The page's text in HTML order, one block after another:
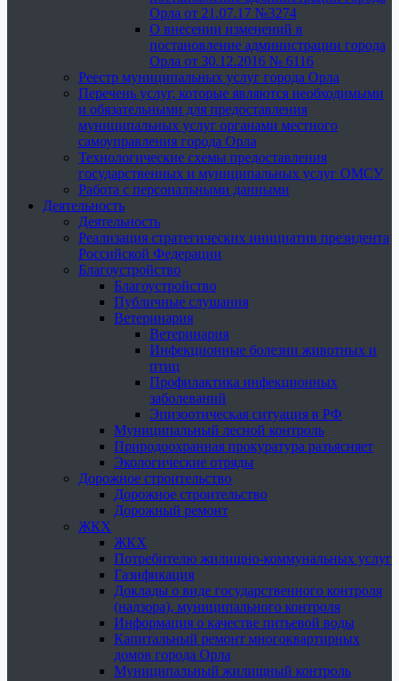
Орла от 21.07.17 №3274
О внесении изменений в
постановление администрации города
Орла от 30.12.2016 № 6116
Реестр муниципальных услуг города Орла
Перечень услуг, которые являются необходимыми
и обязательными для предоставления
муниципальных услуг органами местного
самоуправления города Орла
Технологические схемы предоставления
государственных и муниципальных услуг ОМСУ
Работа с персональными данными
Деятельность
Деятельность
Реализация стратегических инициатив президента
Российской Федерации
Благоустройство
Благоустройство
Публичные слушания
Ветеринария
Ветеринария
Инфекционные болезни животных и
птиц
Профилактика инфекционных
заболеваний
Эпизоотическая ситуация в РФ
Муниципальный лесной контроль
Природоохранная прокуратура разъясняет
Экологические отряды
Дорожное строительство
Дорожное строительство
Дорожный ремонт
ЖКХ
ЖКХ
Потребителю жилищно-коммунальных услуг
Газификация
Доклады о виде государственного контроля
(надзора), муниципального контроля
Информация о качестве питьевой воды
Капитальный ремонт многоквартирных
домов города Орла
Муниципальный жилищный контроль